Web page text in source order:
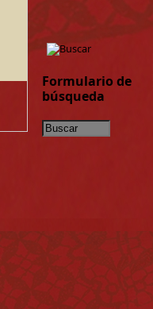
Formulario de
búsqueda